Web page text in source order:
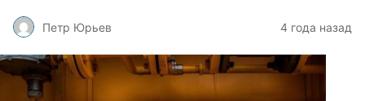
Петр Юрьев 4 года назад